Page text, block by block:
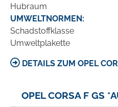
Hubraum
UMWELTNORMEN:
Schadstoffklasse
Umweltplakette
DETAILS ZUM OPEL
OPEL CORSA F GS